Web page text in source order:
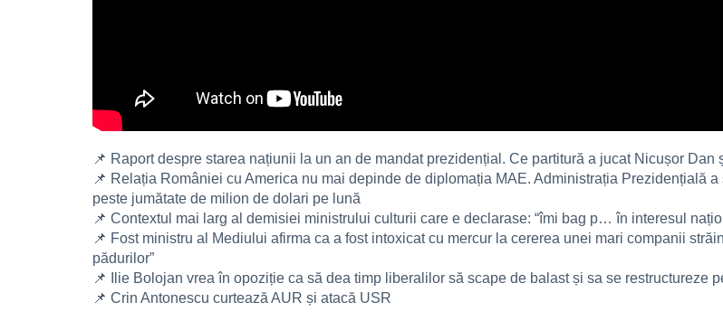
📌 Raport despre starea națiunii la un an de mandat prezidențial. Ce partitură a jucat Nicușor Dan
📌 Relația României cu America nu mai depinde de diplomația MAE. Administrația Prezidențială
peste jumătate de milion de dolari pe lună
📌 Contextul mai larg al demisiei ministrului culturii care e declarase: “îmi bag p… în interesul
📌 Fost ministru al Mediului afirma ca a fost intoxicat cu mercur la cererea unei mari companii
pădurilor”
📌 Ilie Bolojan vrea în opoziție ca să dea timp liberalilor să scape de balast și sa se restructureze
📌 Crin Antonescu curtează AUR și atacă USR